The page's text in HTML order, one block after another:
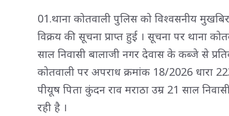
01.थाना कोतवाली पुलिस को विश्वसनीय मुखबिर
विक्रय की सूचना प्राप्त हुई । सूचना पर थाना
साल निवासी बालाजी नगर देवास के कब्जे से
कोतवाली पर अपराध क्रमांक 18/2026 धारा
पीयूष पिता कुंदन राव मराठा उम्र 21 साल
रही है ।